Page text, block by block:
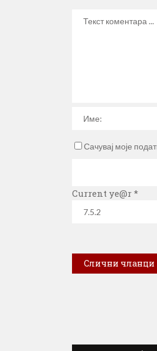
Сачувај моје
Current ye@r *
Слични чланци